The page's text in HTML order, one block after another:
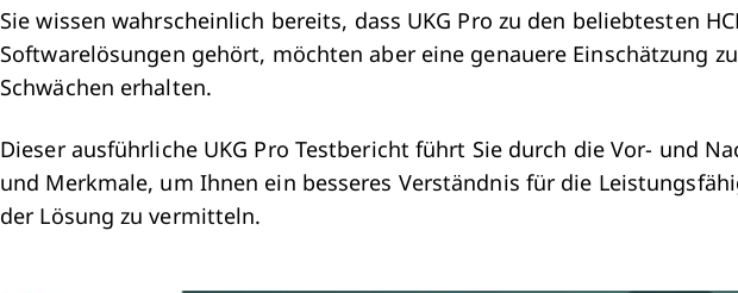
Sie wissen wahrscheinlich bereits, dass UKG Pro zu den beliebtesten
Softwarelösungen gehört, möchten aber eine genauere Einschätzung
Schwächen erhalten.
Dieser ausführliche UKG Pro Testbericht führt Sie durch die Vor- und
und Merkmale, um Ihnen ein besseres Verständnis für die
der Lösung zu vermitteln.